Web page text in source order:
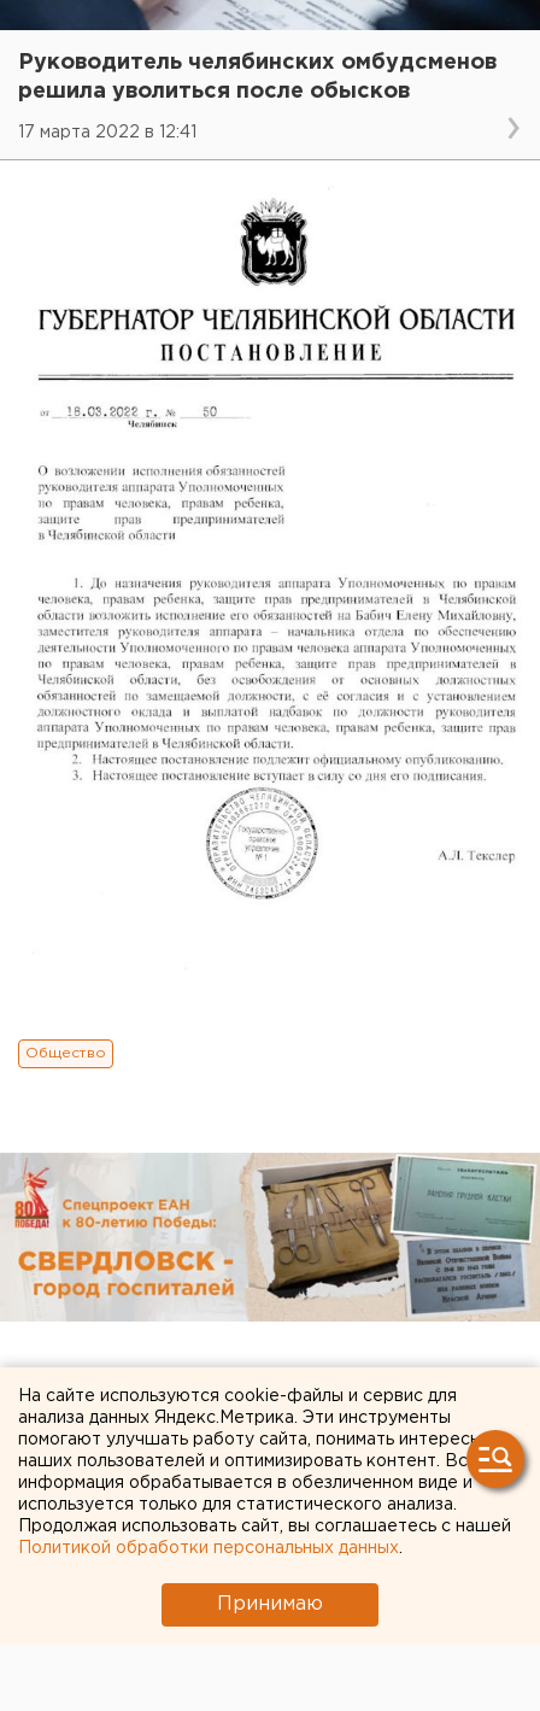
Руководитель челябинских омбудсменов
решила уволиться после обысков
17 марта 2022 в 12:41
Общество
ЧИТАЙТЕ ТАКЖЕ:
На сайте используются cookie-файлы и сервис для
анализа данных Яндекс.Метрика. Эти инструменты
помогают улучшать работу сайта, понимать интересы
наших пользователей и оптимизировать контент. Вся
информация обрабатывается в обезличенном виде и
используется только для статистического анализа.
Продолжая использовать сайт, вы соглашаетесь с нашей
Политикой обработки персональных данных
Принимаю